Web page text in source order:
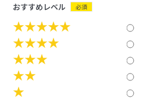
おすすめレベル 必須
★★★★★
★★★★
★★★
★★
★